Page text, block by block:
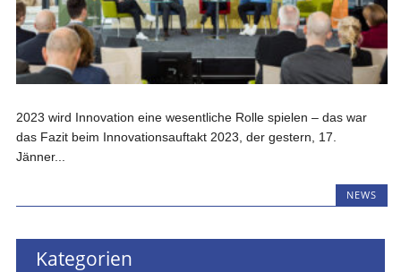
2023 wird Innovation eine wesentliche Rolle spielen – das war
das Fazit beim Innovationsauftakt 2023, der gestern, 17.
Jänner...
NEWS
Kategorien